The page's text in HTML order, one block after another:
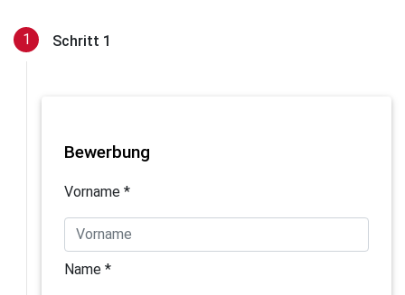
Schritt 1
Bewerbung
Vorname *
Name *